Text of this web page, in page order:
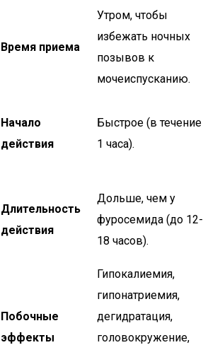
Время приема
Утром, чтобы
избежать ночных
позывов к
мочеиспусканию.
Начало
действия
Быстрое (в течение
1 часа).
Длительность
действия
Дольше, чем у
фуросемида (до 12-
18 часов).
Побочные
эффекты
Гипокалиемия,
гипонатриемия,
дегидратация,
головокружение,